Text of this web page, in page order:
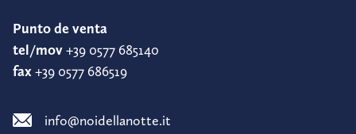
Punto de venta
tel/mov+39 0577 685140
fax+39 0577 686519
info@noidellanotte.it